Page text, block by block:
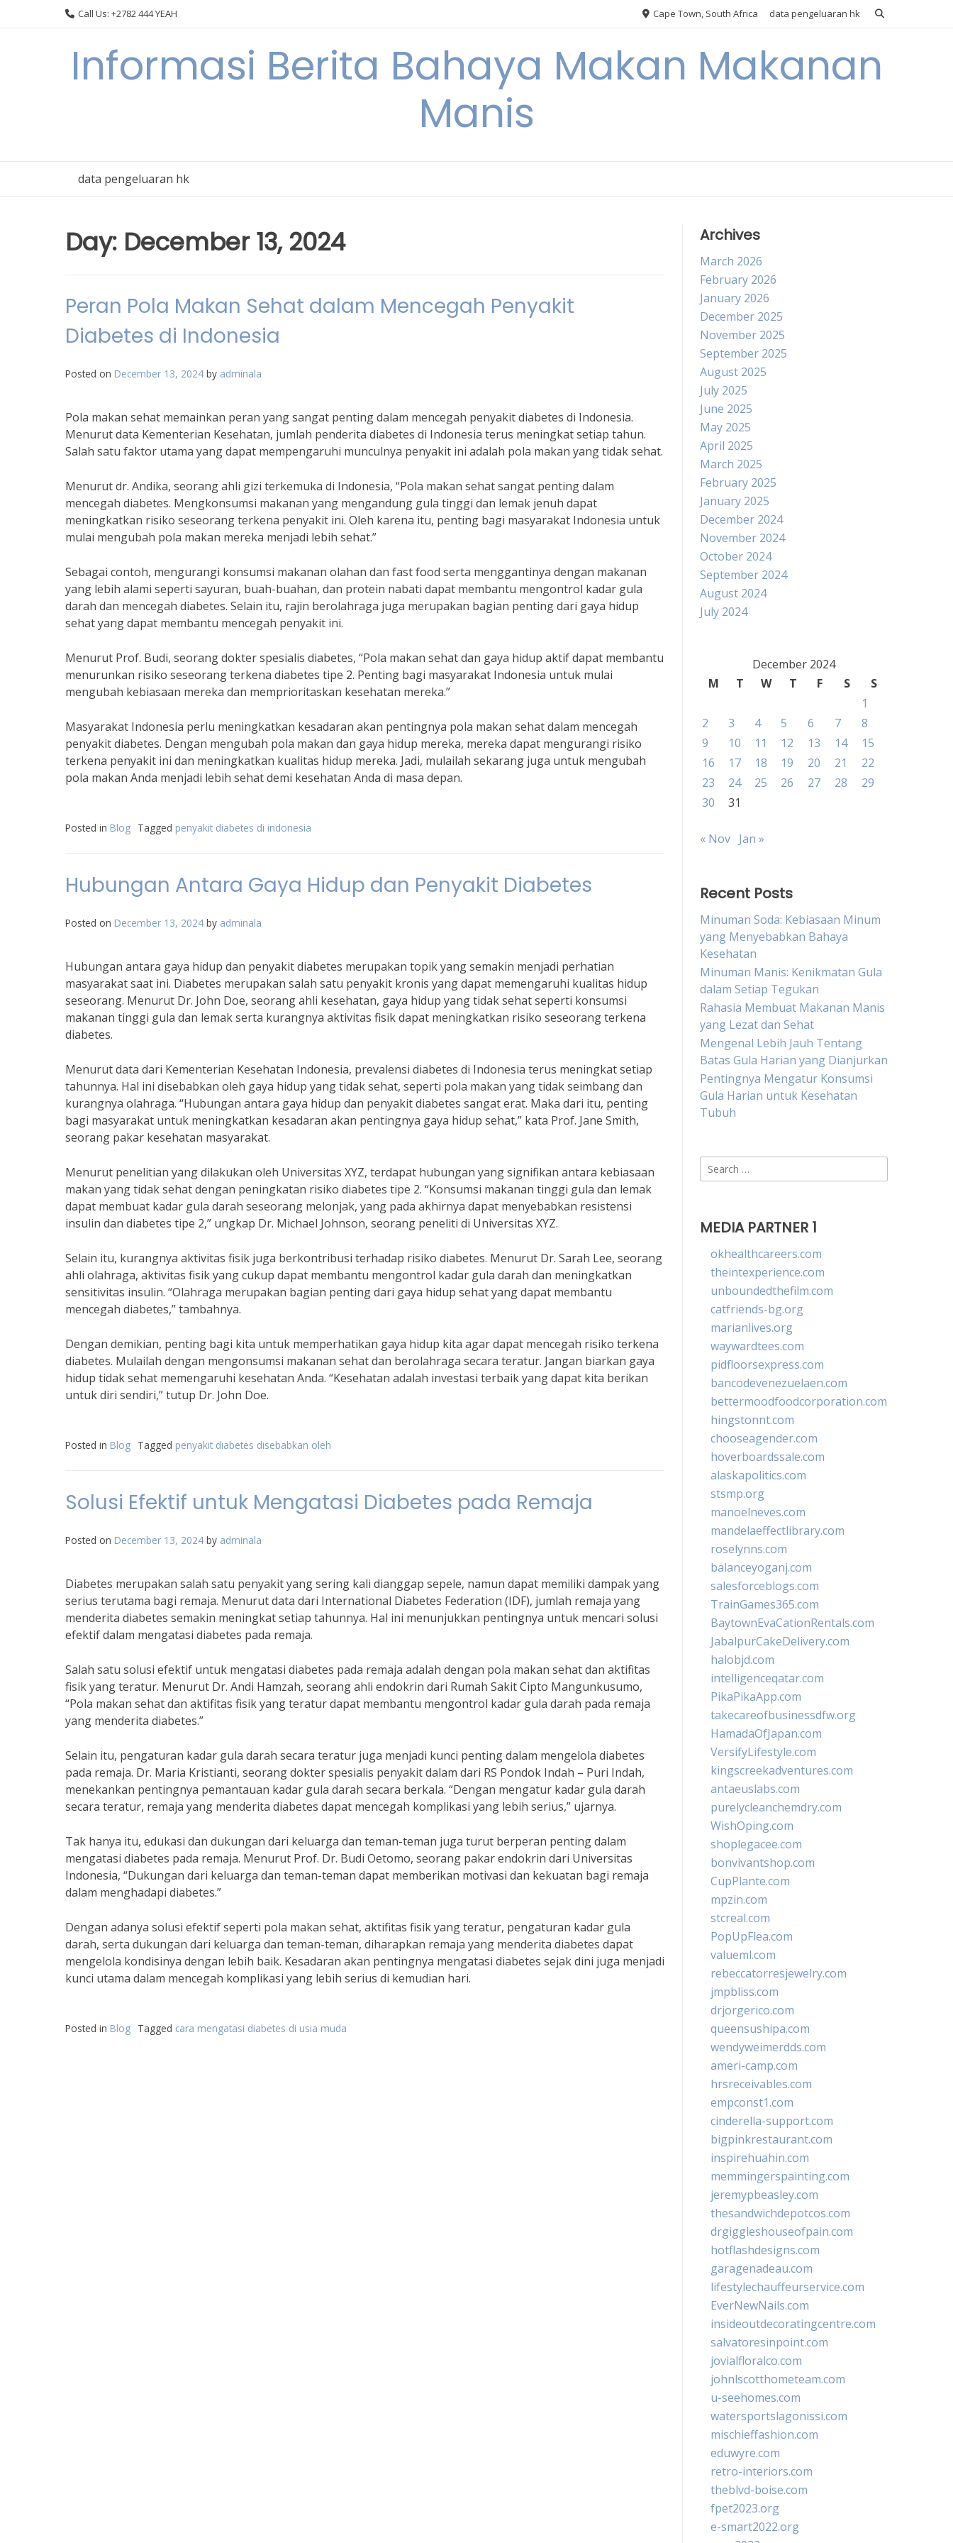
Call Us: +2782 444 YEAH Cape Town, South Africa data pengeluaran hk
Informasi Berita Bahaya Makan Makanan
Manis
data pengeluaran hk
Day: December 13, 2024
Peran Pola Makan Sehat dalam Mencegah Penyakit
Diabetes di Indonesia
Posted on December 13, 2024 by adminala
Pola makan sehat memainkan peran yang sangat penting dalam mencegah penyakit diabetes di Indonesia.
Menurut data Kementerian Kesehatan, jumlah penderita diabetes di Indonesia terus meningkat setiap tahun.
Salah satu faktor utama yang dapat mempengaruhi munculnya penyakit ini adalah pola makan yang tidak sehat.
Menurut dr. Andika, seorang ahli gizi terkemuka di Indonesia, “Pola makan sehat sangat penting dalam
mencegah diabetes. Mengkonsumsi makanan yang mengandung gula tinggi dan lemak jenuh dapat
meningkatkan risiko seseorang terkena penyakit ini. Oleh karena itu, penting bagi masyarakat Indonesia untuk
mulai mengubah pola makan mereka menjadi lebih sehat.”
Sebagai contoh, mengurangi konsumsi makanan olahan dan fast food serta menggantinya dengan makanan
yang lebih alami seperti sayuran, buah-buahan, dan protein nabati dapat membantu mengontrol kadar gula
darah dan mencegah diabetes. Selain itu, rajin berolahraga juga merupakan bagian penting dari gaya hidup
sehat yang dapat membantu mencegah penyakit ini.
Menurut Prof. Budi, seorang dokter spesialis diabetes, “Pola makan sehat dan gaya hidup aktif dapat membantu
menurunkan risiko seseorang terkena diabetes tipe 2. Penting bagi masyarakat Indonesia untuk mulai
mengubah kebiasaan mereka dan memprioritaskan kesehatan mereka.”
Masyarakat Indonesia perlu meningkatkan kesadaran akan pentingnya pola makan sehat dalam mencegah
penyakit diabetes. Dengan mengubah pola makan dan gaya hidup mereka, mereka dapat mengurangi risiko
terkena penyakit ini dan meningkatkan kualitas hidup mereka. Jadi, mulailah sekarang juga untuk mengubah
pola makan Anda menjadi lebih sehat demi kesehatan Anda di masa depan.
Posted in Blog Tagged penyakit diabetes di indonesia
Hubungan Antara Gaya Hidup dan Penyakit Diabetes
Posted on December 13, 2024 by adminala
Hubungan antara gaya hidup dan penyakit diabetes merupakan topik yang semakin menjadi perhatian
masyarakat saat ini. Diabetes merupakan salah satu penyakit kronis yang dapat memengaruhi kualitas hidup
seseorang. Menurut Dr. John Doe, seorang ahli kesehatan, gaya hidup yang tidak sehat seperti konsumsi
makanan tinggi gula dan lemak serta kurangnya aktivitas fisik dapat meningkatkan risiko seseorang terkena
diabetes.
Menurut data dari Kementerian Kesehatan Indonesia, prevalensi diabetes di Indonesia terus meningkat setiap
tahunnya. Hal ini disebabkan oleh gaya hidup yang tidak sehat, seperti pola makan yang tidak seimbang dan
kurangnya olahraga. “Hubungan antara gaya hidup dan penyakit diabetes sangat erat. Maka dari itu, penting
bagi masyarakat untuk meningkatkan kesadaran akan pentingnya gaya hidup sehat,” kata Prof. Jane Smith,
seorang pakar kesehatan masyarakat.
Menurut penelitian yang dilakukan oleh Universitas XYZ, terdapat hubungan yang signifikan antara kebiasaan
makan yang tidak sehat dengan peningkatan risiko diabetes tipe 2. “Konsumsi makanan tinggi gula dan lemak
dapat membuat kadar gula darah seseorang melonjak, yang pada akhirnya dapat menyebabkan resistensi
insulin dan diabetes tipe 2,” ungkap Dr. Michael Johnson, seorang peneliti di Universitas XYZ.
Selain itu, kurangnya aktivitas fisik juga berkontribusi terhadap risiko diabetes. Menurut Dr. Sarah Lee, seorang
ahli olahraga, aktivitas fisik yang cukup dapat membantu mengontrol kadar gula darah dan meningkatkan
sensitivitas insulin. “Olahraga merupakan bagian penting dari gaya hidup sehat yang dapat membantu
mencegah diabetes,” tambahnya.
Dengan demikian, penting bagi kita untuk memperhatikan gaya hidup kita agar dapat mencegah risiko terkena
diabetes. Mulailah dengan mengonsumsi makanan sehat dan berolahraga secara teratur. Jangan biarkan gaya
hidup tidak sehat memengaruhi kesehatan Anda. “Kesehatan adalah investasi terbaik yang dapat kita berikan
untuk diri sendiri,” tutup Dr. John Doe.
Posted in Blog Tagged penyakit diabetes disebabkan oleh
Solusi Efektif untuk Mengatasi Diabetes pada Remaja
Posted on December 13, 2024 by adminala
Diabetes merupakan salah satu penyakit yang sering kali dianggap sepele, namun dapat memiliki dampak yang
serius terutama bagi remaja. Menurut data dari International Diabetes Federation (IDF), jumlah remaja yang
menderita diabetes semakin meningkat setiap tahunnya. Hal ini menunjukkan pentingnya untuk mencari solusi
efektif dalam mengatasi diabetes pada remaja.
Salah satu solusi efektif untuk mengatasi diabetes pada remaja adalah dengan pola makan sehat dan aktifitas
fisik yang teratur. Menurut Dr. Andi Hamzah, seorang ahli endokrin dari Rumah Sakit Cipto Mangunkusumo,
“Pola makan sehat dan aktifitas fisik yang teratur dapat membantu mengontrol kadar gula darah pada remaja
yang menderita diabetes.”
Selain itu, pengaturan kadar gula darah secara teratur juga menjadi kunci penting dalam mengelola diabetes
pada remaja. Dr. Maria Kristianti, seorang dokter spesialis penyakit dalam dari RS Pondok Indah – Puri Indah,
menekankan pentingnya pemantauan kadar gula darah secara berkala. “Dengan mengatur kadar gula darah
secara teratur, remaja yang menderita diabetes dapat mencegah komplikasi yang lebih serius,” ujarnya.
Tak hanya itu, edukasi dan dukungan dari keluarga dan teman-teman juga turut berperan penting dalam
mengatasi diabetes pada remaja. Menurut Prof. Dr. Budi Oetomo, seorang pakar endokrin dari Universitas
Indonesia, “Dukungan dari keluarga dan teman-teman dapat memberikan motivasi dan kekuatan bagi remaja
dalam menghadapi diabetes.”
Dengan adanya solusi efektif seperti pola makan sehat, aktifitas fisik yang teratur, pengaturan kadar gula
darah, serta dukungan dari keluarga dan teman-teman, diharapkan remaja yang menderita diabetes dapat
mengelola kondisinya dengan lebih baik. Kesadaran akan pentingnya mengatasi diabetes sejak dini juga menjadi
kunci utama dalam mencegah komplikasi yang lebih serius di kemudian hari.
Posted in Blog Tagged cara mengatasi diabetes di usia muda
Archives
March 2026
February 2026
January 2026
December 2025
November 2025
September 2025
August 2025
July 2025
June 2025
May 2025
April 2025
March 2025
February 2025
January 2025
December 2024
November 2024
October 2024
September 2024
August 2024
July 2024
December 2024
M
T W T F S
S
1
2
3 4 5 6 7
8
9
10 11 12 13 14
15
16
17 18 19 20 21
22
23
24 25 26 27 28
29
30
31
« Nov Jan »
Recent Posts
Minuman Soda: Kebiasaan Minum
yang Menyebabkan Bahaya
Kesehatan
Minuman Manis: Kenikmatan Gula
dalam Setiap Tegukan
Rahasia Membuat Makanan Manis
yang Lezat dan Sehat
Mengenal Lebih Jauh Tentang
Batas Gula Harian yang Dianjurkan
Pentingnya Mengatur Konsumsi
Gula Harian untuk Kesehatan
Tubuh
Search
for:
MEDIA PARTNER 1
okhealthcareers.com
theintexperience.com
unboundedthefilm.com
catfriends-bg.org
marianlives.org
waywardtees.com
pidfloorsexpress.com
bancodevenezuelaen.com
bettermoodfoodcorporation.com
hingstonnt.com
chooseagender.com
hoverboardssale.com
alaskapolitics.com
stsmp.org
manoelneves.com
mandelaeffectlibrary.com
roselynns.com
balanceyoganj.com
salesforceblogs.com
TrainGames365.com
BaytownEvaCationRentals.com
JabalpurCakeDelivery.com
halobjd.com
intelligenceqatar.com
PikaPikaApp.com
takecareofbusinessdfw.org
HamadaOfJapan.com
VersifyLifestyle.com
kingscreekadventures.com
antaeuslabs.com
purelycleanchemdry.com
WishOping.com
shoplegacee.com
bonvivantshop.com
CupPlante.com
mpzin.com
stcreal.com
PopUpFlea.com
valueml.com
rebeccatorresjewelry.com
jmpbliss.com
drjorgerico.com
queensushipa.com
wendyweimerdds.com
ameri-camp.com
hrsreceivables.com
empconst1.com
cinderella-support.com
bigpinkrestaurant.com
inspirehuahin.com
memmingerspainting.com
jeremypbeasley.com
thesandwichdepotcos.com
drgiggleshouseofpain.com
hotflashdesigns.com
garagenadeau.com
lifestylechauffeurservice.com
EverNewNails.com
insideoutdecoratingcentre.com
salvatoresinpoint.com
jovialfloralco.com
johnlscotthometeam.com
u-seehomes.com
watersportslagonissi.com
mischieffashion.com
eduwyre.com
retro-interiors.com
theblvd-boise.com
fpet2023.org
e-smart2022.org